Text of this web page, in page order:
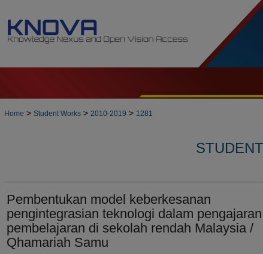
Home > Student Works > 2010-2019 > 1281
Pembentukan model keberkesanan
pengintegrasian teknologi dalam
pembelajaran di sekolah rendah Malaysia /
Qhamariah Samu